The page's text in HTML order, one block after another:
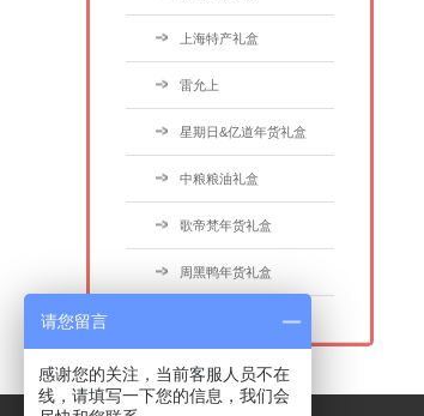
上海特产礼盒
雷允上
星期日&亿道年货礼盒
中粮粮油礼盒
歌帝梵年货礼盒
周黑鸭年货礼盒
请您留言
感谢您的关注，当前客服人员不在
线，请填写一下您的信息，我们会